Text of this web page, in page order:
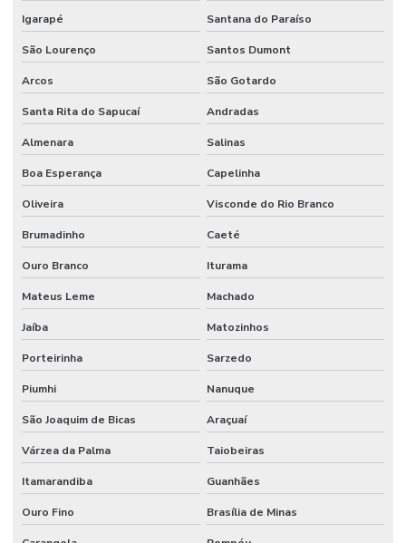
Igarapé Santana do Paraíso
São Lourenço Santos Dumont
Arcos São Gotardo
Santa Rita do Sapucaí Andradas
Almenara Salinas
Boa Esperança Capelinha
Oliveira Visconde do Rio Branco
Brumadinho Caeté
Ouro Branco Iturama
Mateus Leme Machado
Jaíba Matozinhos
Porteirinha Sarzedo
Piumhi Nanuque
São Joaquim de Bicas Araçuaí
Várzea da Palma Taiobeiras
Itamarandiba Guanhães
Ouro Fino Brasília de Minas